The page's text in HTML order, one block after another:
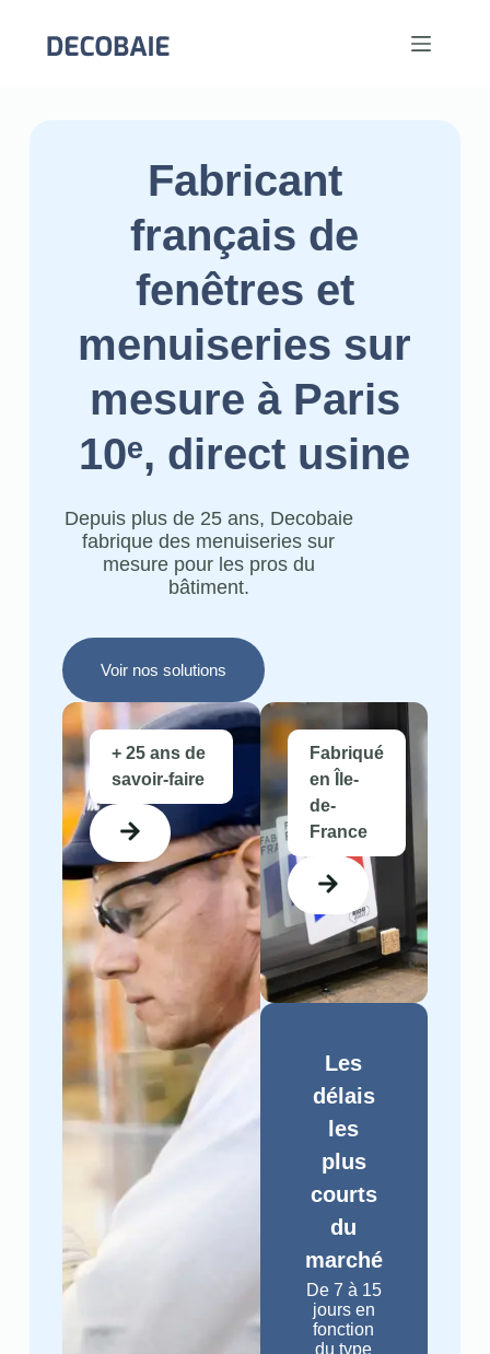
Fabricant
français de
fenêtres et
menuiseries sur
mesure à Paris
10ᵉ, direct usine
Depuis plus de 25 ans, Decobaie
fabrique des menuiseries sur
mesure pour les pros du
bâtiment.
Voir nos solutions
+ 25 ans de
savoir-faire
Fabriqué
en Île-
de-
France
Les
délais
les
plus
courts
du
marché
De 7 à 15
jours en
fonction
du type